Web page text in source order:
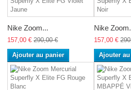
Nike Zoom...
157,00 € 290,00 €
Ajouter au panier
Nike
157,00 €
Ajouter